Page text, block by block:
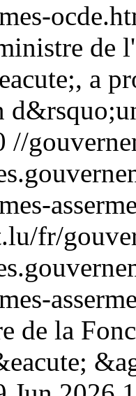
de
a
//
fr/
de la